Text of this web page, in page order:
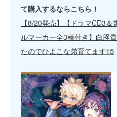
て購入するならこちら！
【8/20発売】【ドラマCD3
ルマーカー全3種付き】白豚
たのでひよこな弟育てます15